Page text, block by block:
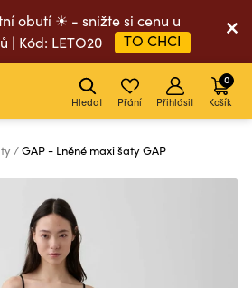
obutí ☀ - snižte si cenu u
| Kód: LETO20
TO CHCI
Hledat Přání Přihlásit Košík
0
GAP - Lněné maxi šaty GAP